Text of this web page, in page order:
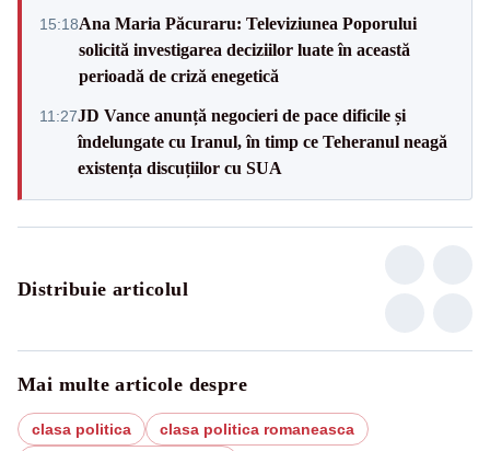
15:18Ana Maria Păcuraru: Televiziunea Poporului
solicită investigarea deciziilor luate în această
perioadă de criză enegetică
11:27JD Vance anunță negocieri de pace dificile și
îndelungate cu Iranul, în timp ce Teheranul neagă
existența discuțiilor cu SUA
Distribuie articolul
Mai multe articole despre
clasa politica
clasa politica romaneasca